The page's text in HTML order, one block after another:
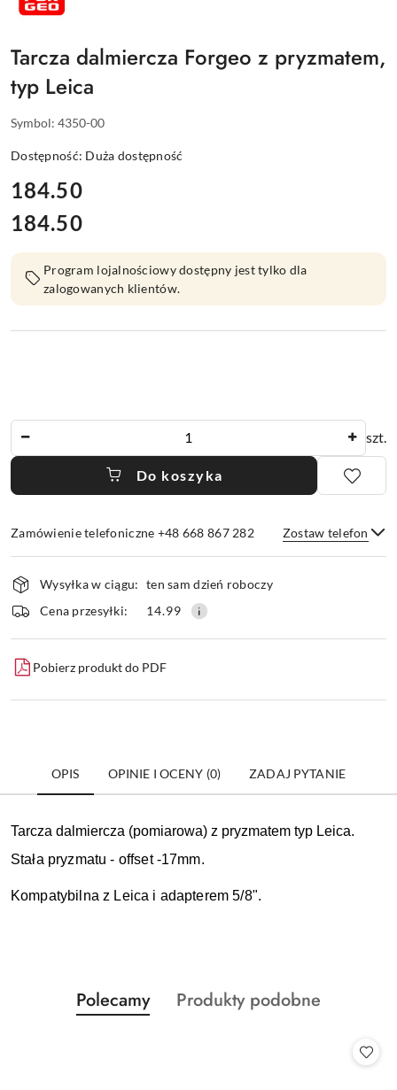
Tarcza dalmiercza Forgeo z pryzmatem,
typ Leica
Symbol: 4350-00
Dostępność: Duża dostępność
cena:
184.50
Cena:
184.50
Program lojalnościowy dostępny jest tylko dla
zalogowanych klientów.
szt.
Do koszyka
Zamówienie telefoniczne +48 668 867 282 Zostaw telefon
Wyślij
Dostępność
i
dostawa
Wysyłka w ciągu: ten sam dzień roboczy
Cena przesyłki:
14.99
Pobierz produkt do PDF
OPIS OPINIE I OCENY (0) ZADAJ PYTANIE
Tarcza dalmiercza (pomiarowa) z pryzmatem typ Leica.
Stała pryzmatu - offset -17mm.
Kompatybilna z Leica i adapterem 5/8".
Pomiń karuzelę produktów
Produkty
o
Polecamy
Produkty
Produkty podobne